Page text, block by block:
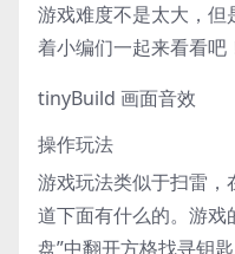
游戏难度不是太大，
着小编们一起来看看吧
tinyBuild 画面音效
操作玩法
游戏玩法类似于扫雷，
道下面有什么的。游戏
盘”中翻开方格找寻钥